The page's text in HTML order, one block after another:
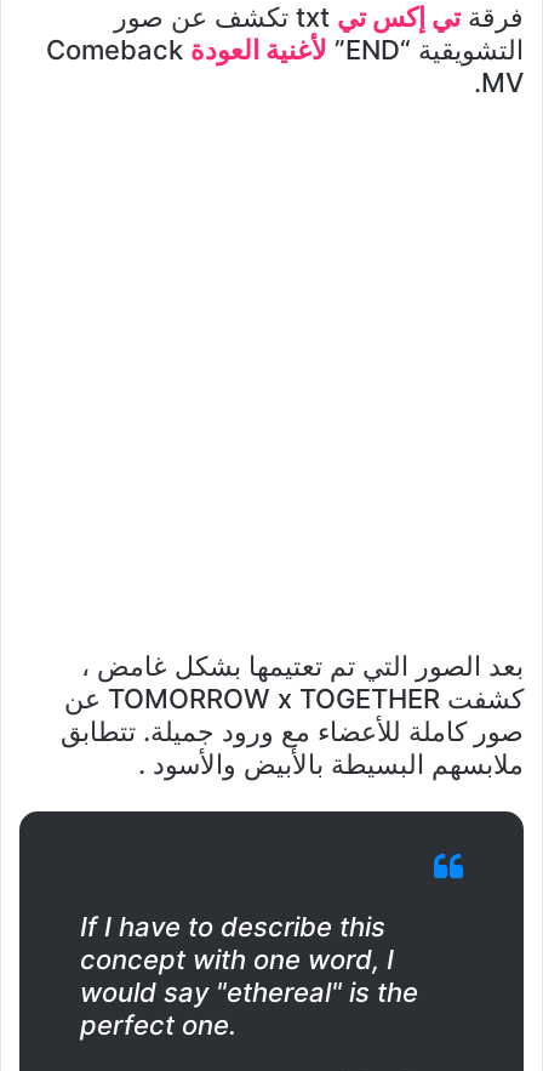
فرقةتي إكس تي
txt تكشف عن صور
التشويقية “END”
لأغنية العودة Comeback
MV.
بعد الصور التي تم تعتيمها بشكل غامض ،
كشفت TOMORROW x TOGETHER عن
صور كاملة للأعضاء مع ورود جميلة. تتطابق
ملابسهم البسيطة بالأبيض والأسود .
If I have to describe this
concept with one word, I
would say "ethereal" is the
perfect one.